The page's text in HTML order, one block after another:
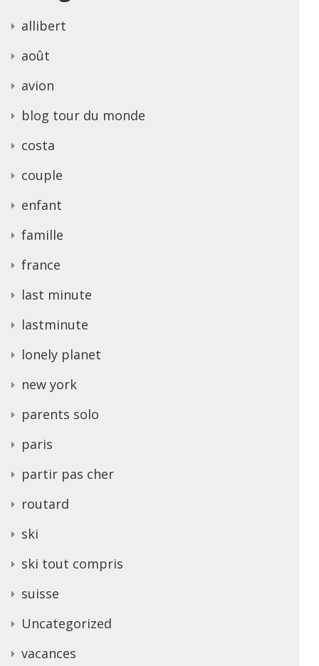
allibert
août
avion
blog tour du monde
costa
couple
enfant
famille
france
last minute
lastminute
lonely planet
new york
parents solo
paris
partir pas cher
routard
ski
ski tout compris
suisse
Uncategorized
vacances